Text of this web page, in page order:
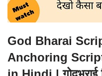
God Bharai
Anchoring